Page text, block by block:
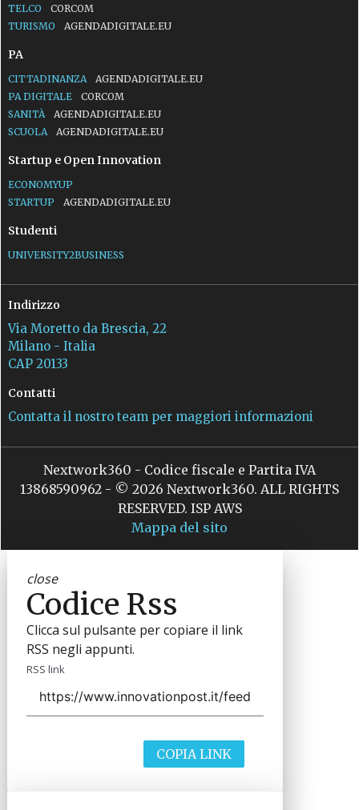
TELCO
CORCOM
TURISMO
AGENDADIGITALE.EU
PA
CITTADINANZA
AGENDADIGITALE.EU
PA DIGITALE
CORCOM
SANITÀ
AGENDADIGITALE.EU
SCUOLA
AGENDADIGITALE.EU
Startup e Open Innovation
ECONOMYUP
STARTUP
AGENDADIGITALE.EU
Studenti
UNIVERSITY2BUSINESS
Indirizzo
Via Moretto da Brescia, 22
Milano - Italia
CAP 20133
Contatti
Contatta il nostro team per maggiori informazioni
Nextwork360 - Codice fiscale e Partita IVA
13868590962 - © 2026 Nextwork360. ALL RIGHTS
RESERVED. ISP AWS
Mappa del sito
close
Codice Rss
Clicca sul pulsante per copiare il link
RSS negli appunti.
RSS link
COPIA LINK